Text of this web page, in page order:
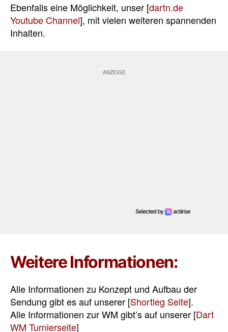
Ebenfalls eine Möglichkeit, unser [dartn.de
Youtube Channel], mit vielen weiteren spannenden
Inhalten.
Weitere Informationen:
Alle Informationen zu Konzept und Aufbau der
Sendung gibt es auf unserer [Shortleg Seite].
Alle Informationen zur WM gibt’s auf unserer [Dart
WM Turnierseite]